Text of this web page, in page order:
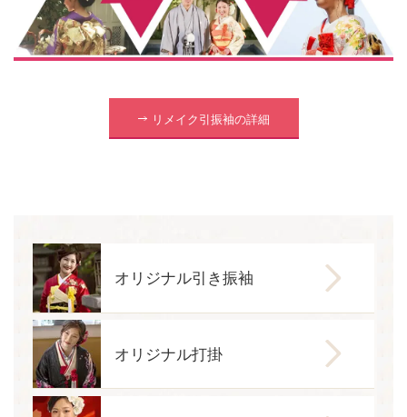
リメイク引振袖の詳細
オリジナル引き振袖
オリジナル打掛